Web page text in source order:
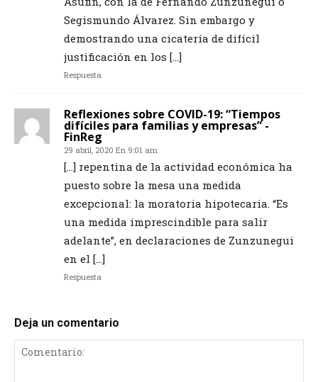
Segismundo Álvarez. Sin embargo y
demostrando una cicatería de difícil
justificación en los […]
Respuesta
Reflexiones sobre COVID-19: “Tiempos
difíciles para familias y empresas” -
FinReg
29 abril, 2020 En 9:01 am
[…] repentina de la actividad económica ha
puesto sobre la mesa una medida
excepcional: la moratoria hipotecaria. “Es
una medida imprescindible para salir
adelante”, en declaraciones de Zunzunegui
en el […]
Respuesta
Deja un comentario